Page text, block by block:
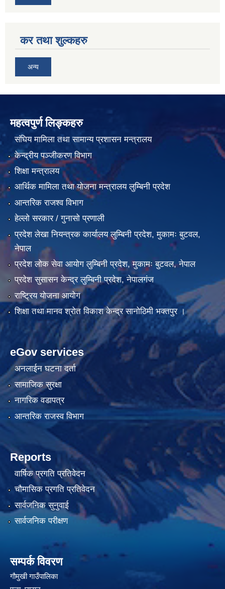
कर तथा शुल्कहरु
अन्य
महत्वपुर्ण लिङ्कहरु
संघिय मामिला तथा सामान्य प्रशासन मन्त्रालय
केन्द्रीय पञ्जीकरण विभाग
शिक्षा मन्त्रालय
आर्थिक मामिला तथा योजना मन्त्रालय लुम्बिनी प्रदेश
आन्तरिक राजश्व विभाग
हेल्लो सरकार / गुनासो प्रणाली
प्रदेश लेखा नियन्त्रक कार्यालय लुम्बिनी प्रदेश, मुकामः बुटवल,
नेपाल
प्रदेश लोक सेवा आयोग लुम्बिनी प्रदेश, मुकामः बुटवल, नेपाल
प्रदेश सुसासन केन्द्र लुम्बिनी प्रदेश, नेपालगंज
राष्ट्रिय योजना आयोग
शिक्षा तथा मानव श्रोत विकाश केन्द्र सानोठिमी भक्तपुर ।
eGov services
अनलाईन घटना दर्ता
सामाजिक सुरक्षा
नागरिक वडापत्र
आन्तरिक राजस्व विभाग
Reports
वार्षिक प्रगति प्रतिवेदन
चौमासिक प्रगति प्रतिवेदन
सार्वजनिक सुनुवाई
सार्वजनिक परीक्षण
सम्पर्क विवरण
गौमुखी गाउँपालिका